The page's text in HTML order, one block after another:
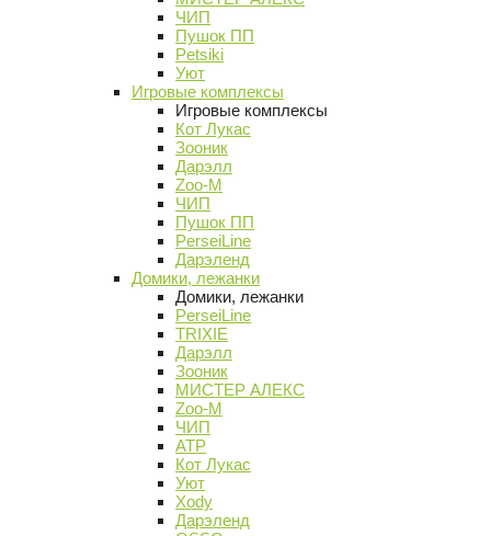
ЧИП
Пушок ПП
Petsiki
Уют
Игровые комплексы
Игровые комплексы
Кот Лукас
Зооник
Дарэлл
Zoo-M
ЧИП
Пушок ПП
PerseiLine
Дарэленд
Домики, лежанки
Домики, лежанки
PerseiLine
TRIXIE
Дарэлл
Зооник
МИСТЕР АЛЕКС
Zoo-M
ЧИП
АТР
Кот Лукас
Уют
Xody
Дарэленд